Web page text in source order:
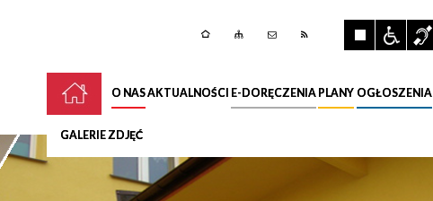
O NASAKTUALNOŚCI E-DORĘCZENIA PLANY OGŁOSZENIA
GALERIE ZDJĘĆ